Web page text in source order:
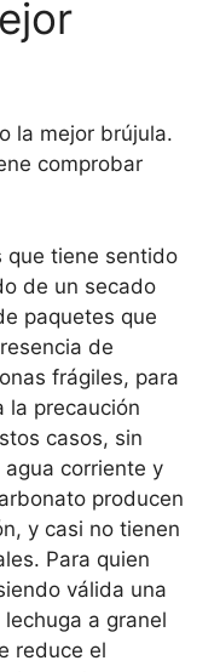
la mejor brújula.
comprobar
que tiene sentido
de un secado
paquetes que
de
frágiles, para
la precaución
casos, sin
corriente y
producen
y casi no tienen
Para quien
válida una
a granel
reduce el